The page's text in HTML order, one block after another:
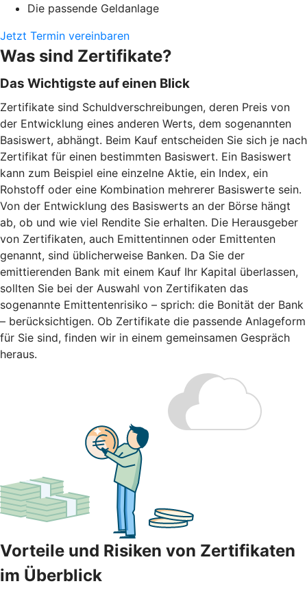
Die passende Geldanlage
Jetzt Termin vereinbaren
Was sind Zertifikate?
Das Wichtigste auf einen Blick
Zertifikate sind Schuldverschreibungen, deren Preis von
der Entwicklung eines anderen Werts, dem sogenannten
Basiswert, abhängt. Beim Kauf entscheiden Sie sich je nach
Zertifikat für einen bestimmten Basiswert. Ein Basiswert
kann zum Beispiel eine einzelne Aktie, ein Index, ein
Rohstoff oder eine Kombination mehrerer Basiswerte sein.
Von der Entwicklung des Basiswerts an der Börse hängt
ab, ob und wie viel Rendite Sie erhalten. Die Herausgeber
von Zertifikaten, auch Emittentinnen oder Emittenten
genannt, sind üblicherweise Banken. Da Sie der
emittierenden Bank mit einem Kauf Ihr Kapital überlassen,
sollten Sie bei der Auswahl von Zertifikaten das
sogenannte Emittentenrisiko – sprich: die Bonität der Bank
– berücksichtigen. Ob Zertifikate die passende Anlageform
für Sie sind, finden wir in einem gemeinsamen Gespräch
heraus.
Vorteile und Risiken von Zertifikaten
im Überblick